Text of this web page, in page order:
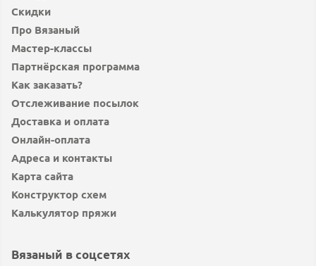
Скидки
Про Вязаный
Мастер-классы
Партнёрская программа
Как заказать?
Отслеживание посылок
Доставка и оплата
Онлайн-оплата
Адреса и контакты
Карта сайта
Конструктор схем
Калькулятор пряжи
Вязаный в соцсетях